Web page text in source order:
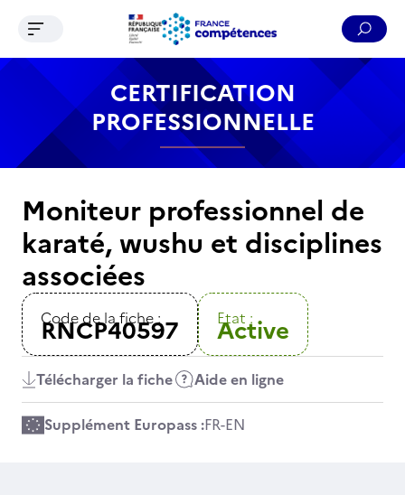
Contenu Recherche Menu Pied de page
Ouvrir le menu de navigation
CERTIFICATION
PROFESSIONNELLE
Moniteur professionnel de
karaté, wushu et disciplines
associées
Code de la fiche :
RNCP40597 Etat :
Active
Télécharger la fiche Aide en ligne
Supplément Europass :FR-EN